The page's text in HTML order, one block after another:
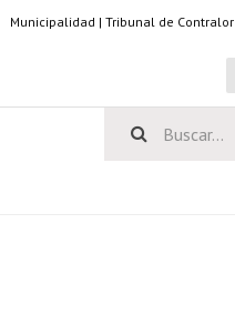
Municipalidad | Tribunal de Contralor